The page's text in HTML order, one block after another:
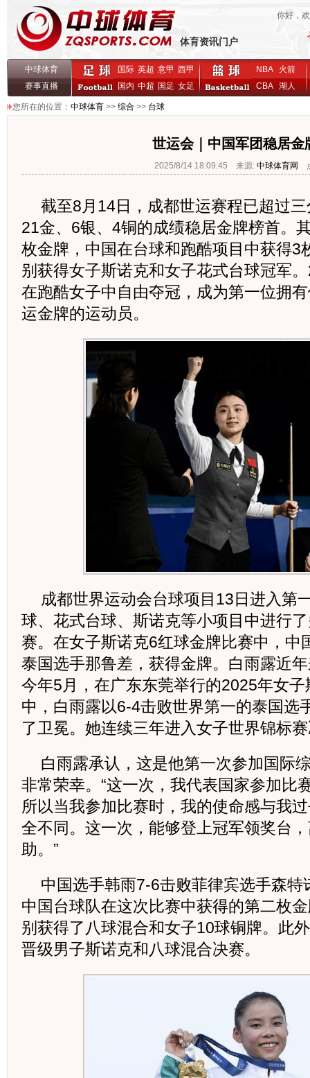
体育资讯门户
你好，
中球体育
赛事直播
国际 英超 意甲 西甲
国内 中超 国足 女足
NBA
火箭
CBA湖人
您所在的位置： 中球体育 >> 综合 >> 台球
世运会｜中国军团稳居金
2025/8/14 18:09:45 来源: 中球体育网
截至8月14日，成都世运赛程已超过
21金、6银、4铜的成绩稳居金牌榜首。
枚金牌，中国在台球和跑酷项目中获得3
别获得女子斯诺克和女子花式台球冠军
在跑酷女子中自由夺冠，成为第一位拥
运金牌的运动员。
成都世界运动会台球项目13日进入第
球、花式台球、斯诺克等小项目中进行
赛。在女子斯诺克6红球金牌比赛中，中
泰国选手那鲁差，获得金牌。白雨露近
今年5月，在广东东莞举行的2025年女
中，白雨露以6-4击败世界第一的泰国选
了卫冕。她连续三年进入女子世界锦标
白雨露承认，这是他第一次参加国际
非常荣幸。“这一次，我代表国家参加比
所以当我参加比赛时，我的使命感与我
全不同。这一次，能够登上冠军领奖台
助。”
中国选手韩雨7-6击败菲律宾选手森
中国台球队在这次比赛中获得的第二枚
别获得了八球混合和女子10球铜牌。此
晋级男子斯诺克和八球混合决赛。